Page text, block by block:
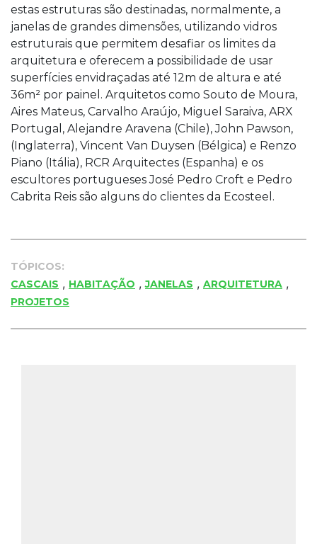
estas estruturas são destinadas, normalmente, a
janelas de grandes dimensões, utilizando vidros
estruturais que permitem desafiar os limites da
arquitetura e oferecem a possibilidade de usar
superfícies envidraçadas até 12m de altura e até
36m² por painel. Arquitetos como Souto de Moura,
Aires Mateus, Carvalho Araújo, Miguel Saraiva, ARX
Portugal, Alejandre Aravena (Chile), John Pawson,
(Inglaterra), Vincent Van Duysen (Bélgica) e Renzo
Piano (Itália), RCR Arquitectes (Espanha) e os
escultores portugueses José Pedro Croft e Pedro
Cabrita Reis são alguns do clientes da Ecosteel.
TÓPICOS:
CASCAIS , HABITAÇÃO ,JANELAS , ARQUITETURA ,
PROJETOS